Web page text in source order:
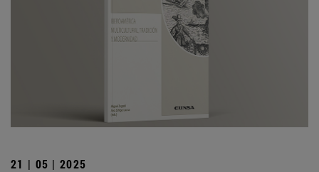
21 | 05 | 2025